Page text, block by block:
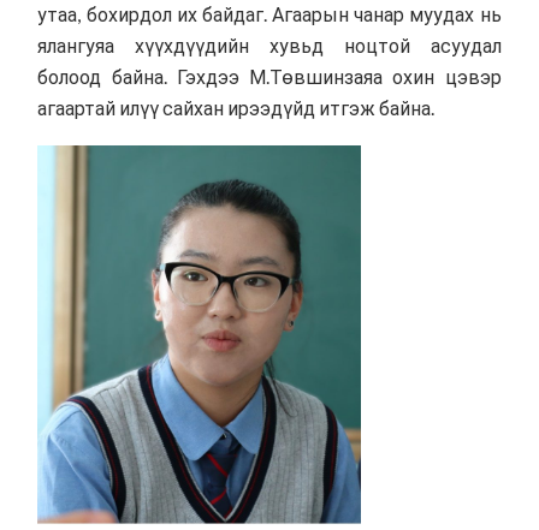
утаа, бохирдол их байдаг. Агаарын чанар муудах нь
ялангуяа хүүхдүүдийн хувьд ноцтой асуудал
болоод байна. Гэхдээ М.Төвшинзаяа охин цэвэр
агаартай илүү сайхан ирээдүйд итгэж байна.